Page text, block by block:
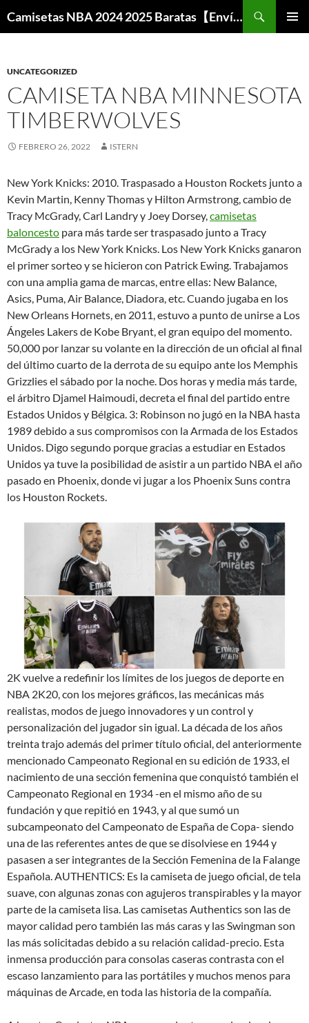
Camisetas NBA 2024 2025 Baratas【Envío Gratis】
UNCATEGORIZED
CAMISETA NBA MINNESOTA
TIMBERWOLVES
FEBRERO 26, 2022 ISTERN
New York Knicks: 2010. Traspasado a Houston Rockets junto a
Kevin Martin, Kenny Thomas y Hilton Armstrong, cambio de
Tracy McGrady, Carl Landry y Joey Dorsey,camisetas
baloncesto para más tarde ser traspasado junto a Tracy
McGrady a los New York Knicks. Los New York Knicks ganaron
el primer sorteo y se hicieron con Patrick Ewing. Trabajamos
con una amplia gama de marcas, entre ellas: New Balance,
Asics, Puma, Air Balance, Diadora, etc. Cuando jugaba en los
New Orleans Hornets, en 2011, estuvo a punto de unirse a Los
Ángeles Lakers de Kobe Bryant, el gran equipo del momento.
50,000 por lanzar su volante en la dirección de un oficial al final
del último cuarto de la derrota de su equipo ante los Memphis
Grizzlies el sábado por la noche. Dos horas y media más tarde,
el árbitro Djamel Haimoudi, decreta el final del partido entre
Estados Unidos y Bélgica. 3: Robinson no jugó en la NBA hasta
1989 debido a sus compromisos con la Armada de los Estados
Unidos. Digo segundo porque gracias a estudiar en Estados
Unidos ya tuve la posibilidad de asistir a un partido NBA el año
pasado en Phoenix, donde vi jugar a los Phoenix Suns contra
los Houston Rockets.
2K vuelve a redefinir los límites de los juegos de deporte en
NBA 2K20, con los mejores gráficos, las mecánicas más
realistas, modos de juego innovadores y un control y
personalización del jugador sin igual. La década de los años
treinta trajo además del primer título oficial, del anteriormente
mencionado Campeonato Regional en su edición de 1933, el
nacimiento de una sección femenina que conquistó también el
Campeonato Regional en 1934 -en el mismo año de su
fundación y que repitió en 1943, y al que sumó un
subcampeonato del Campeonato de España de Copa- siendo
una de las referentes antes de que se disolviese en 1944 y
pasasen a ser integrantes de la Sección Femenina de la Falange
Española. AUTHENTICS: Es la camiseta de juego oficial, de tela
suave, con algunas zonas con agujeros transpirables y la mayor
parte de la camiseta lisa. Las camisetas Authentics son las de
mayor calidad pero también las más caras y las Swingman son
las más solicitadas debido a su relación calidad-precio. Esta
inmensa producción para consolas caseras contrasta con el
escaso lanzamiento para las portátiles y muchos menos para
máquinas de Arcade, en toda las historia de la compañía.